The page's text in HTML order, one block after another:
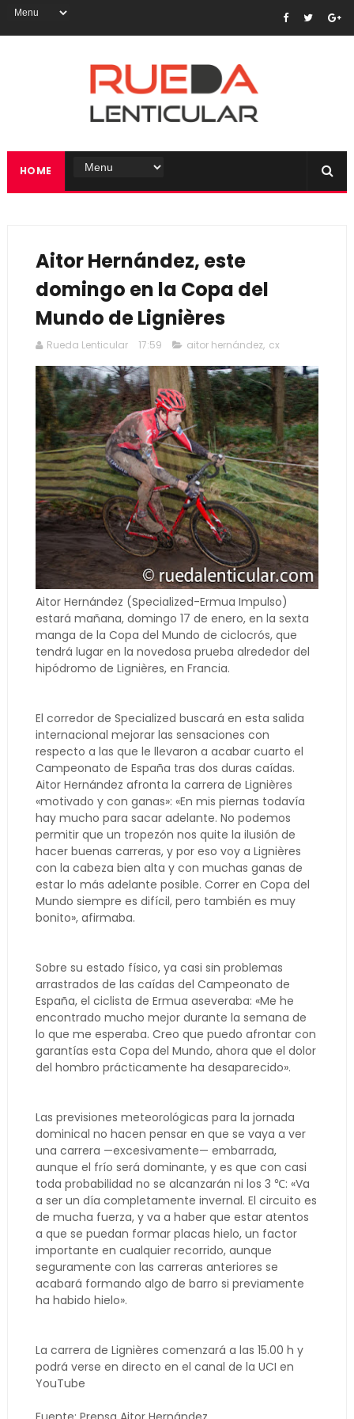
HOME
Aitor Hernández, este
domingo en la Copa del
Mundo de Lignières
Rueda Lenticular 17:59 aitor hernández, cx
Aitor Hernández (Specialized-Ermua Impulso)
estará mañana, domingo 17 de enero, en la sexta
manga de la Copa del Mundo de ciclocrós, que
tendrá lugar en la novedosa prueba alrededor del
hipódromo de Lignières, en Francia.
El corredor de Specialized buscará en esta salida
internacional mejorar las sensaciones con
respecto a las que le llevaron a acabar cuarto el
Campeonato de España tras dos duras caídas.
Aitor Hernández afronta la carrera de Lignières
«motivado y con ganas»: «En mis piernas todavía
hay mucho para sacar adelante. No podemos
permitir que un tropezón nos quite la ilusión de
hacer buenas carreras, y por eso voy a Lignières
con la cabeza bien alta y con muchas ganas de
estar lo más adelante posible. Correr en Copa del
Mundo siempre es difícil, pero también es muy
bonito», afirmaba.
Sobre su estado físico, ya casi sin problemas
arrastrados de las caídas del Campeonato de
España, el ciclista de Ermua aseveraba: «Me he
encontrado mucho mejor durante la semana de
lo que me esperaba. Creo que puedo afrontar con
garantías esta Copa del Mundo, ahora que el dolor
del hombro prácticamente ha desaparecido».
Las previsiones meteorológicas para la jornada
dominical no hacen pensar en que se vaya a ver
una carrera —excesivamente— embarrada,
aunque el frío será dominante, y es que con casi
toda probabilidad no se alcanzarán ni los 3 ℃: «Va
a ser un día completamente invernal. El circuito es
de mucha fuerza, y va a haber que estar atentos
a que se puedan formar placas hielo, un factor
importante en cualquier recorrido, aunque
seguramente con las carreras anteriores se
acabará formando algo de barro si previamente
ha habido hielo».
La carrera de Lignières comenzará a las 15.00 h y
podrá verse en directo en el canal de la UCI en
YouTube